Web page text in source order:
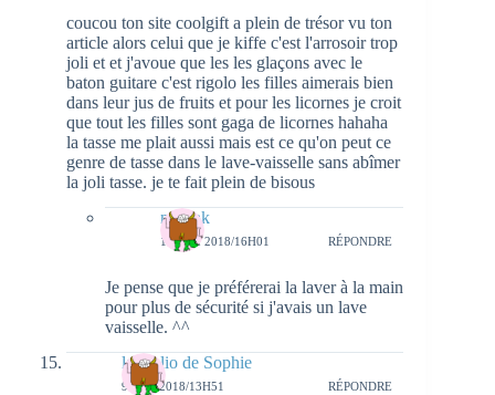
coucou ton site coolgift a plein de trésor vu ton
article alors celui que je kiffe c'est l'arrosoir trop
joli et et j'avoue que les les glaçons avec le
baton guitare c'est rigolo les filles aimerais bien
dans leur jus de fruits et pour les licornes je croit
que tout les filles sont gaga de licornes hahaha
la tasse me plait aussi mais est ce qu'on peut ce
genre de tasse dans le lave-vaisselle sans abîmer
la joli tasse. je te fait plein de bisous
natieak
13 MAI 2018/16H01 RÉPONDRE
Je pense que je préférerai la laver à la main
pour plus de sécurité si j'avais un lave
vaisselle. ^^
la biblio de Sophie
9 MAI 2018/13H51 RÉPONDRE